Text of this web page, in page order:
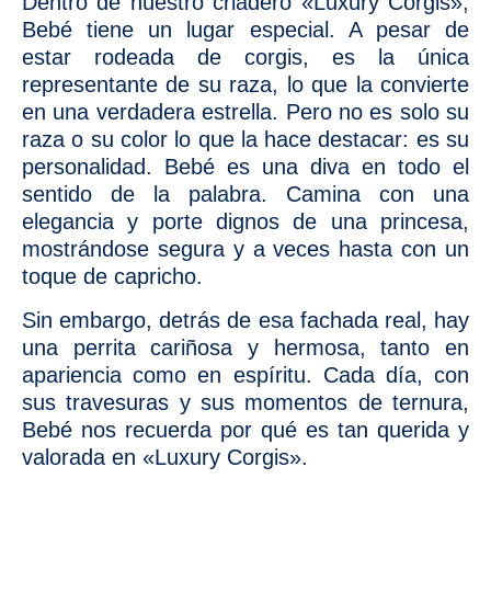
Bebé tiene un lugar especial. A pesar de
estar rodeada de corgis, es la única
representante de su raza, lo que la convierte
en una verdadera estrella. Pero no es solo su
raza o su color lo que la hace destacar: es su
personalidad. Bebé es una diva en todo el
sentido de la palabra. Camina con una
elegancia y porte dignos de una princesa,
mostrándose segura y a veces hasta con un
toque de capricho.
Sin embargo, detrás de esa fachada real, hay
una perrita cariñosa y hermosa, tanto en
apariencia como en espíritu. Cada día, con
sus travesuras y sus momentos de ternura,
Bebé nos recuerda por qué es tan querida y
valorada en «Luxury Corgis».